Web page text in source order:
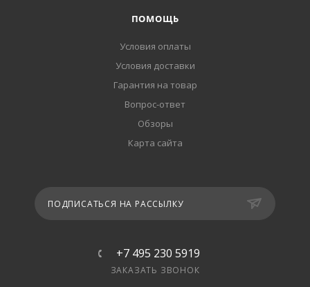
ПОМОЩЬ
Условия оплаты
Условия доставки
Гарантия на товар
Вопрос-ответ
Обзоры
Карта сайта
ПОДПИСАТЬСЯ НА РАССЫЛКУ
+7 495 230 5919
ЗАКАЗАТЬ ЗВОНОК